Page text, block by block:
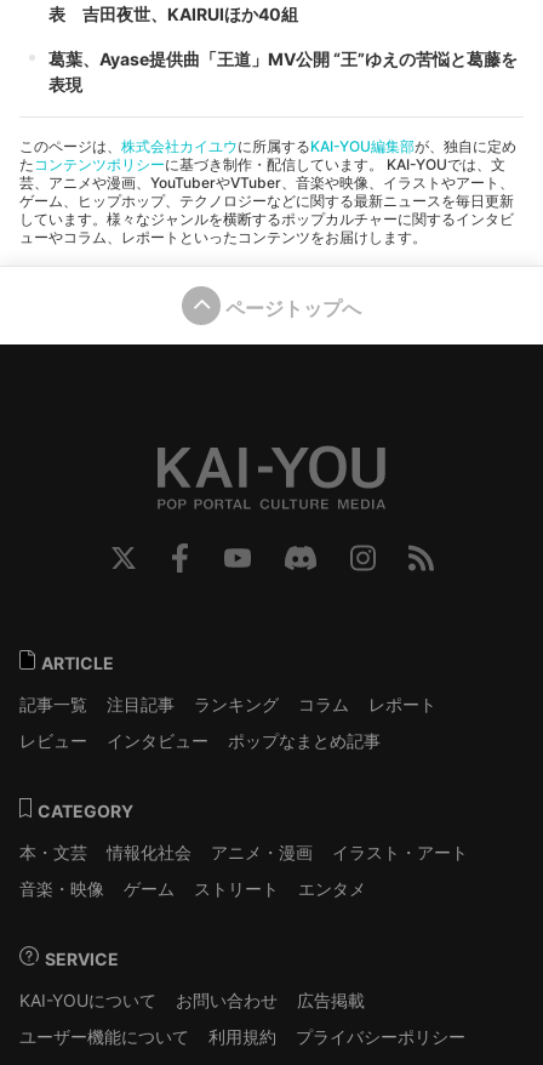
表 吉田夜世、KAIRUIほか40組
葛葉、Ayase提供曲「王道」MV公開 “王”ゆえの苦悩と葛藤を
表現
このページは、 株式会社カイユウに所属するKAI-YOU編集部が、独自に定め
たコンテンツポリシーに基づき制作・配信しています。 KAI-YOUでは、文
芸、アニメや漫画、YouTuberやVTuber、音楽や映像、イラストやアート、
ゲーム、ヒップホップ、テクノロジーなどに関する最新ニュースを毎日更新
しています。様々なジャンルを横断するポップカルチャーに関するインタビ
ューやコラム、レポートといったコンテンツをお届けします。
ページトップへ
ARTICLE
記事一覧
注目記事 ランキング コラム
レポート
レビュー
インタビュー ポップなまとめ記事
CATEGORY
本・文芸
情報化社会 アニメ・漫画
イラスト・アート
音楽・映像
ゲーム ストリート エンタメ
SERVICE
KAI-YOUについて
お問い合わせ
広告掲載
ユーザー機能について
利用規約
プライバシーポリシー